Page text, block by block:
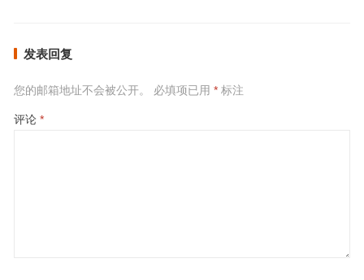
发表回复
您的邮箱地址不会被公开。 必填项已用 *标注
评论 *